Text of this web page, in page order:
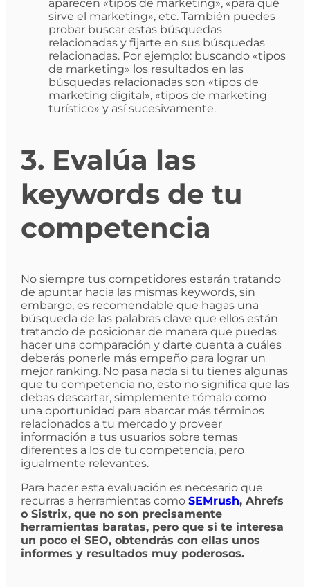
aparecen «tipos de marketing», «para qué
sirve el marketing», etc. También puedes
probar buscar estas búsquedas
relacionadas y fijarte en sus búsquedas
relacionadas. Por ejemplo: buscando «tipos
de marketing» los resultados en las
búsquedas relacionadas son «tipos de
marketing digital», «tipos de marketing
turístico» y así sucesivamente.
3. Evalúa las
keywords de tu
competencia
No siempre tus competidores estarán tratando
de apuntar hacia las mismas keywords, sin
embargo, es recomendable que hagas una
búsqueda de las palabras clave que ellos están
tratando de posicionar de manera que puedas
hacer una comparación y darte cuenta a cuáles
deberás ponerle más empeño para lograr un
mejor ranking. No pasa nada si tu tienes algunas
que tu competencia no, esto no significa que las
debas descartar, simplemente tómalo como
una oportunidad para abarcar más términos
relacionados a tu mercado y proveer
información a tus usuarios sobre temas
diferentes a los de tu competencia, pero
igualmente relevantes.
Para hacer esta evaluación es necesario que
recurras a herramientas como SEMrush, Ahrefs
o Sistrix, que no son precisamente
herramientas baratas, pero que si te interesa
un poco el SEO, obtendrás con ellas unos
informes y resultados muy poderosos.